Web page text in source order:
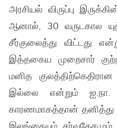
அரசியல் விருப்பு
ஆனால், 30 வருடகால
சீர்குலைத்து விட்டது
இத்தகைய முறைசார்
மனித
இல்லை என்றும் ஐ.நா.
காரணமாகத்தான் தனித்து